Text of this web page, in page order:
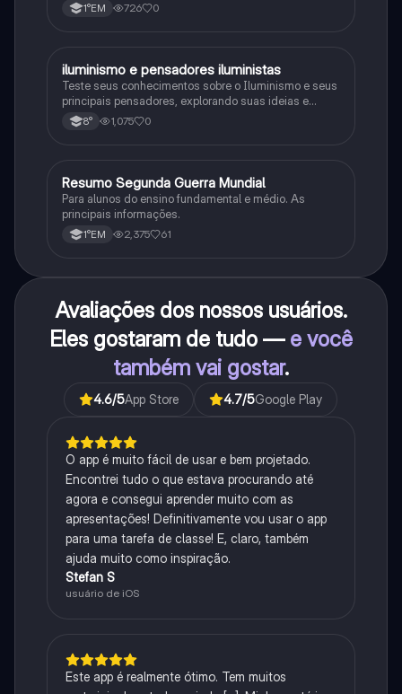
procariontes.
1°EM 726 0
História
iluminismo e pensadores iluministas
Teste seus conhecimentos sobre o Iluminismo e seus
principais pensadores, explorando suas ideias e
impacto histórico.
8° 1,075 0
História
Resumo Segunda Guerra Mundial
Para alunos do ensino fundamental e médio. As
principais informações.
1°EM 2,375 61
Avaliações dos nossos usuários.
Eles gostaram de tudo — e você
também vai gostar.
4.6/5App Store 4.7/5Google Play
O app é muito fácil de usar e bem projetado.
Encontrei tudo o que estava procurando até
agora e consegui aprender muito com as
apresentações! Definitivamente vou usar o app
para uma tarefa de classe! E, claro, também
ajuda muito como inspiração.
Stefan S
usuário de iOS
Este app é realmente ótimo. Tem muitos